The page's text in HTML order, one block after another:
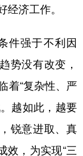
济工作。
强于不利因
势没有改变，
着“复杂性、严
越如此，越要
锐意进取、真
效，为实现“三